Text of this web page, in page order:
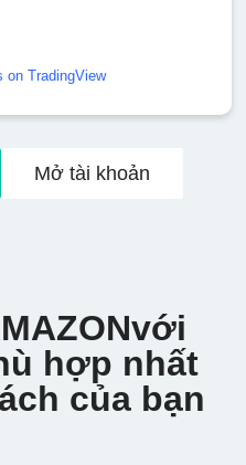
on TradingView
Mở tài khoản
hợp nhất
của bạn